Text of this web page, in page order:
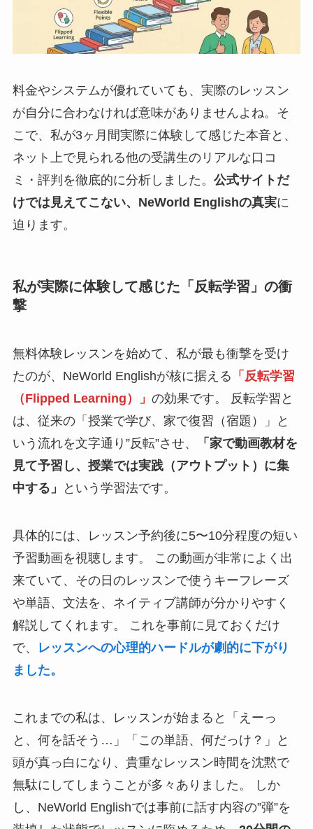
料金やシステムが優れていても、実際のレッスン
が自分に合わなければ意味がありませんよね。そ
こで、私が3ヶ月間実際に体験して感じた本音と、
ネット上で見られる他の受講生のリアルな口コ
ミ・評判を徹底的に分析しました。 公式サイトだ
けでは見えてこない、NeWorld Englishの真実に
迫ります。
私が実際に体験して感じた「反転学習」の衝
撃
無料体験レッスンを始めて、私が最も衝撃を受け
たのが、NeWorld Englishが核に据える 「反転学習
（Flipped Learning）」 の効果です。 反転学習と
は、従来の「授業で学び、家で復習（宿題）」と
いう流れを文字通り”反転”させ、
「家で動画教材を
見て予習し、授業では実践（アウトプット）に集
中する」
という学習法です。
具体的には、レッスン予約後に5〜10分程度の短い
予習動画を視聴します。 この動画が非常によく出
来ていて、その日のレッスンで使うキーフレーズ
や単語、文法を、ネイティブ講師が分かりやすく
解説してくれます。 これを事前に見ておくだけ
で、
レッスンへの心理的ハードルが劇的に下がり
ました。
これまでの私は、レッスンが始まると「えーっ
と、何を話そう…」「この単語、何だっけ？」と
頭が真っ白になり、貴重なレッスン時間を沈黙で
無駄にしてしまうことが多々ありました。 しか
し、NeWorld Englishでは事前に話す内容の”弾”を